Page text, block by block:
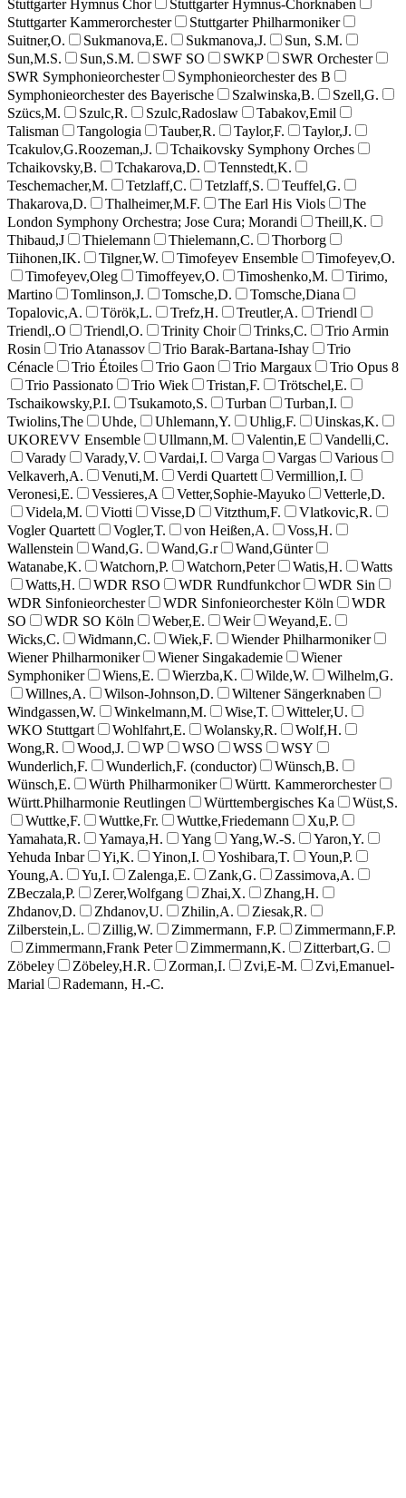
Stuttgarter Hymnus Chor
Stuttgarter Hymnus-Chorknaben
Stuttgarter Kammerorchester
Stuttgarter Philharmoniker
Suitner,O.
Sukmanova,E. Sukmanova,J.
Sun, S.M.
Sun,M.S.
Sun,S.M. SWF SO SWKP
SWR Orchester
SWR Symphonieorchester
Symphonieorchester des B
Symphonieorchester des Bayerische
Szalwinska,B.
Szell,G.
Szücs,M.
Szulc,R. Szulc,Radoslaw
Tabakov,Emil
Talisman
Tangologia Tauber,R. Taylor,F.
Taylor,J.
Tcakulov,G.Roozeman,J.
Tchaikovsky Symphony Orches
Tchaikovsky,B.
Tchakarova,D.
Tennstedt,K.
Teschemacher,M.
Tetzlaff,C. Tetzlaff,S.
Teuffel,G.
Thakarova,D.
Thalheimer,M.F. The Earl His Viols
The
London Symphony Orchestra; Jose Cura; Morandi
Theill,K.
Thibaud,J
Thielemann Thielemann,C.
Thorborg
Tiihonen,IK.
Tilgner,W. Timofeyev Ensemble
Timofeyev,O.
Timofeyev,Oleg
Timoffeyev,O. Timoshenko,M.
Tirimo,
Martino
Tomlinson,J. Tomsche,D.
Tomsche,Diana
Topalovic,A.
Török,L. Trefz,H. Treutler,A.
Triendl
Triendl,.O
Triendl,O. Trinity Choir Trinks,C.
Trio Armin
Rosin
Trio Atanassov Trio Barak-Bartana-Ishay
Trio
Cénacle
Trio Étoiles Trio Gaon Trio Margaux
Trio Opus 8
Trio Passionato
Trio Wiek Tristan,F.
Trötschel,E.
Tschaikowsky,P.I.
Tsukamoto,S. Turban
Turban,I.
Twiolins,The
Uhde, Uhlemann,Y. Uhlig,F.
Uinskas,K.
UKOREVV Ensemble
Ullmann,M. Valentin,E
Vandelli,C.
Varady
Varady,V. Vardai,I. Varga Vargas
Various
Velkaverh,A.
Venuti,M. Verdi Quartett
Vermillion,I.
Veronesi,E.
Vessieres,A Vetter,Sophie-Mayuko
Vetterle,D.
Videla,M.
Viotti Visse,D Vitzthum,F.
Vlatkovic,R.
Vogler Quartett
Vogler,T. von Heißen,A.
Voss,H.
Wallenstein
Wand,G. Wand,G.r
Wand,Günter
Watanabe,K.
Watchorn,P. Watchorn,Peter Watis,H.
Watts
Watts,H.
WDR RSO WDR Rundfunkchor
WDR Sin
WDR Sinfonieorchester
WDR Sinfonieorchester Köln
WDR
SO
WDR SO Köln Weber,E. Weir
Weyand,E.
Wicks,C.
Widmann,C. Wiek,F.
Wiender Philharmoniker
Wiener Philharmoniker
Wiener Singakademie
Wiener
Symphoniker
Wiens,E. Wierzba,K. Wilde,W.
Wilhelm,G.
Willnes,A.
Wilson-Johnson,D.
Wiltener Sängerknaben
Windgassen,W.
Winkelmann,M. Wise,T.
Witteler,U.
WKO Stuttgart
Wohlfahrt,E. Wolansky,R.
Wolf,H.
Wong,R.
Wood,J. WP WSO WSS
WSY
Wunderlich,F.
Wunderlich,F. (conductor)
Wünsch,B.
Wünsch,E.
Würth Philharmoniker
Württ. Kammerorchester
Württ.Philharmonie Reutlingen
Württembergisches Ka
Wüst,S.
Wuttke,F.
Wuttke,Fr. Wuttke,Friedemann
Xu,P.
Yamahata,R.
Yamaya,H. Yang Yang,W.-S.
Yaron,Y.
Yehuda Inbar
Yi,K. Yinon,I. Yoshibara,T.
Youn,P.
Young,A.
Yu,I. Zalenga,E. Zank,G.
Zassimova,A.
ZBeczala,P.
Zerer,Wolfgang Zhai,X.
Zhang,H.
Zhdanov,D.
Zhdanov,U. Zhilin,A.
Ziesak,R.
Zilberstein,L.
Zillig,W. Zimmermann, F.P.
Zimmermann,F.P.
Zimmermann,Frank Peter
Zimmermann,K.
Zitterbart,G.
Zöbeley
Zöbeley,H.R. Zorman,I. Zvi,E-M.
Zvi,Emanuel-
Marial
Rademann, H.-C.